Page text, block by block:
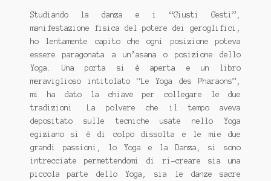
Studiando la danza e i “Giusti Gesti”,
manifestazione fisica del potere dei geroglifici,
ho lentamente capito che ogni posizione poteva
essere paragonata a un’asana o posizione dello
Yoga. Una porta si è aperta e un libro
meraviglioso intitolato “Le Yoga des Pharaons”,
mi ha dato la chiave per collegare le due
tradizioni. La polvere che il tempo aveva
depositato sulle tecniche usate nello Yoga
egiziano si è di colpo dissolta e le mie due
grandi passioni, lo Yoga e la Danza, si sono
intrecciate permettendomi di ri-creare sia una
piccola parte dello Yoga, sia le danze sacre